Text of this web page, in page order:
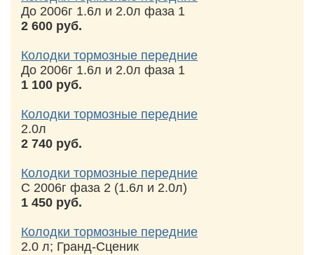
До 2006г 1.6л и 2.0л фаза 1
2 600 руб.
Колодки тормозные передние
До 2006г 1.6л и 2.0л фаза 1
1 100 руб.
Колодки тормозные передние
2.0л
2 740 руб.
Колодки тормозные передние
С 2006г фаза 2 (1.6л и 2.0л)
1 450 руб.
Колодки тормозные передние
2.0 л; Гранд-Сценик